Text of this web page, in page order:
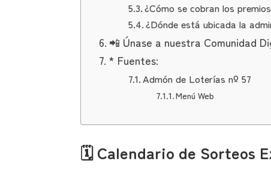
¿Cómo se cobran los
¿Dónde está ubicada la
📲 Únase a nuestra Comunidad
* Fuentes:
Admón de Loterías nº 57
Menú Web
🗓️ Calendario de Sorteos